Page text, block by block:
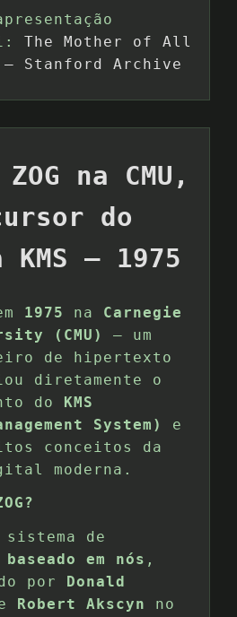
The Mother of All
– Stanford Archive
na CMU,
do
KMS – 1975
1975 na Carnegie
(CMU)
— um
de hipertexto
diretamente o
do KMS
System)
e
conceitos da
moderna.
sistema de
em nós ,
por Donald
Robert Akscyn
no